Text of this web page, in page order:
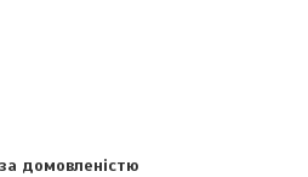
за домовленістю